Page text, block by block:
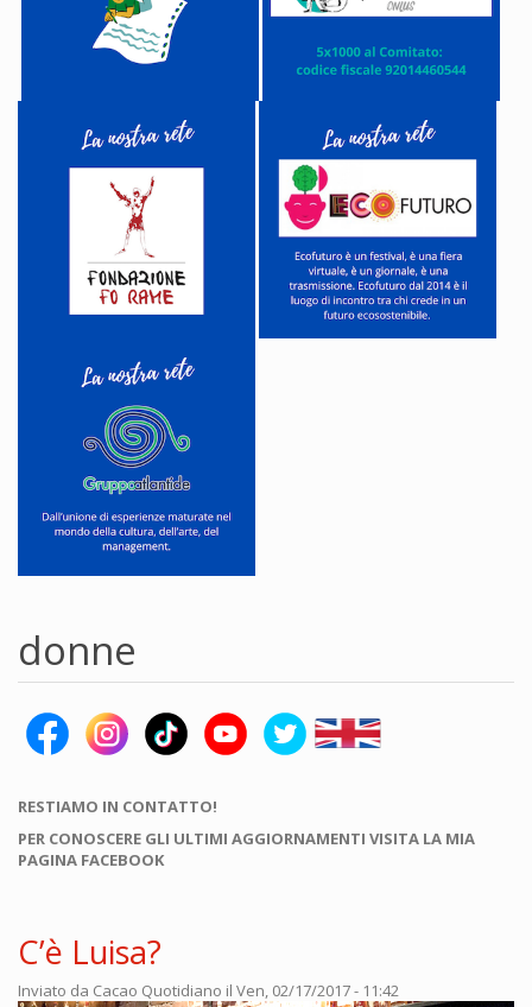
donne
RESTIAMO IN CONTATTO!
PER CONOSCERE GLI ULTIMI AGGIORNAMENTI VISITA LA MIA
PAGINA FACEBOOK
C’è Luisa?
Inviato da Cacao Quotidiano il Ven, 02/17/2017 - 11:42